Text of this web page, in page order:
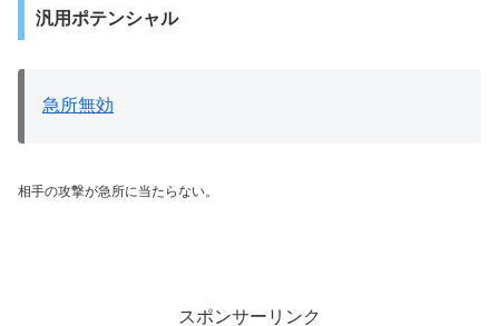
汎用ポテンシャル
急所無効
相手の攻撃が急所に当たらない。
スポンサーリンク